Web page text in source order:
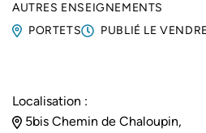
AUTRES ENSEIGNEMENTS
PORTETS
PUBLIÉ LE
Localisation :
5bis Chemin de Chaloupin,